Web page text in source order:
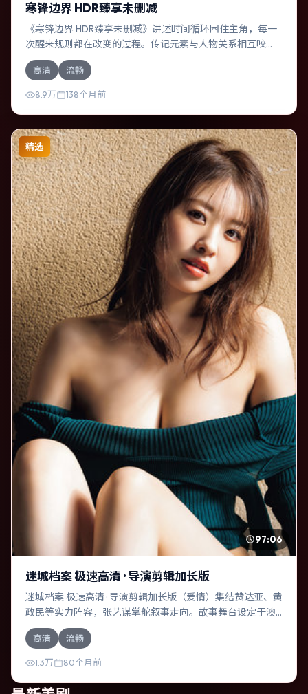
寒锋边界 HDR臻享未删减
《寒锋边界 HDR臻享未删减》讲述时间循环困住主角，每一
次醒来规则都在改变的过程。传记元素与人物关系相互咬
合，刘亚仁、谭卓的对手戏尤为出彩。导演文牧野善于在长
镜头中积蓄张力，本片亦在俄罗斯实地取景，增强真实质
感。
高清 流畅
8.9万 138个月前
精选
97:06
迷城档案 极速高清 · 导演剪辑加长版
迷城档案 极速高清 · 导演剪辑加长版（爱情）集结赞达亚、黄
政民等实力阵容，张艺谋掌舵叙事走向。故事舞台设定于澳
大利亚，围绕一次意外选择展开连锁反应；配乐与色彩高度
服务于主题，结尾留白耐人寻味。
高清 流畅
1.3万 80个月前